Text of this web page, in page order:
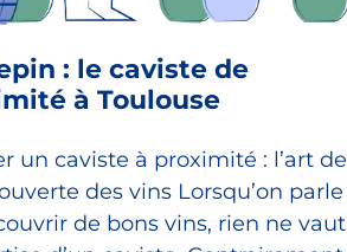
: le caviste de
à Toulouse
un caviste à proximité : l’art de
des vins Lorsqu’on parle
de bons vins, rien ne vaut